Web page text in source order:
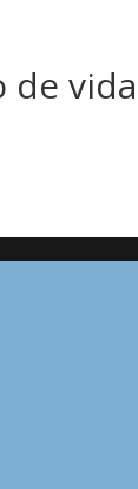
de vida